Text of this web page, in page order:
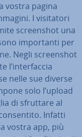
vostra pagina
I vi­si­ta­to­ri
screen­shot una
im­por­tan­ti per
Negli screen­shot
l’in­ter­fac­cia
nelle sue diverse
solo l’upload
di sfruttare al
Infatti
vostra app, più